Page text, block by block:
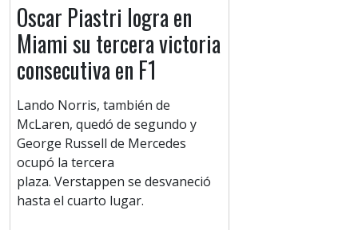
Oscar Piastri logra en
Miami su tercera victoria
consecutiva en F1
Lando Norris, también de
McLaren, quedó de segundo y
George Russell de Mercedes
ocupó la tercera
plaza. Verstappen se desvaneció
hasta el cuarto lugar.